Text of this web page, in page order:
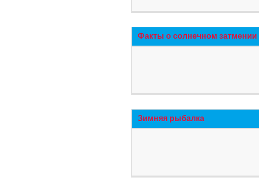
Факты о солнечном затмении
Зимняя рыбалка